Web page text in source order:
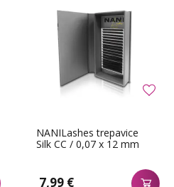
NANILashes trepavice
Silk CC / 0,07 x 12 mm
7,99 €